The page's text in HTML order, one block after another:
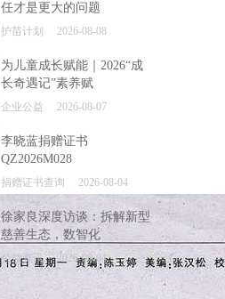
任才是更大的问题
护苗计划 2026-08-08
为儿童成长赋能｜2026“成
长奇遇记”素养赋
企业公益 2026-08-07
李晓蓝捐赠证书
QZ2026M028
捐赠证书查询 2026-08-04
徐家良深度访谈：拆解新型
慈善生态，数智化
公益资讯 2026-08-04